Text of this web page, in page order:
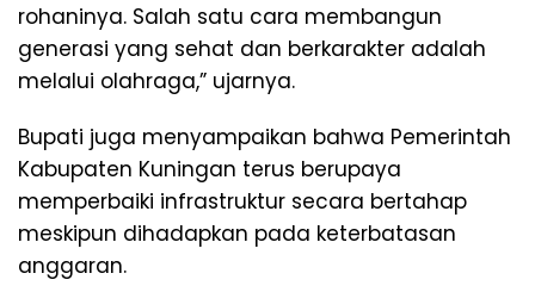
rohaninya. Salah satu cara membangun
generasi yang sehat dan berkarakter adalah
melalui olahraga,” ujarnya.
Bupati juga menyampaikan bahwa Pemerintah
Kabupaten Kuningan terus berupaya
memperbaiki infrastruktur secara bertahap
meskipun dihadapkan pada keterbatasan
anggaran.